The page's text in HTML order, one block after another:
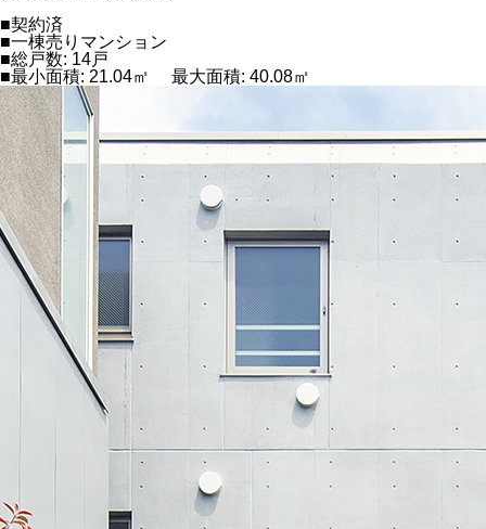
■契約済
■一棟売りマンション
■総戸数: 14戸
■最小面積: 21.04㎡ 最大面積: 40.08㎡